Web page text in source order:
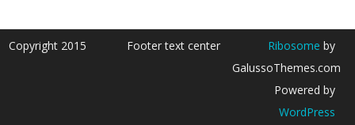
Copyright 2015 Footer text center Ribosome by
GalussoThemes.com
Powered by
WordPress